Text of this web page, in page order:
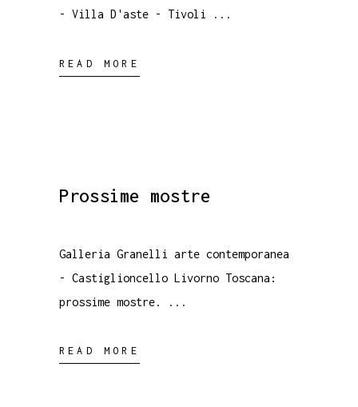
- Villa D'aste - Tivoli
READ MORE
Prossime mostre
Galleria Granelli arte contemporanea
- Castiglioncello Livorno Toscana:
prossime mostre.
READ MORE